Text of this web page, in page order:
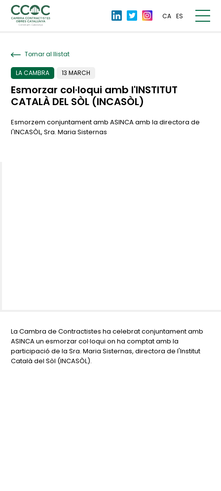
CA ES
Tornar al llistat
LA CAMBRA 13 MARCH
Esmorzar col·loqui amb l'INSTITUT
CATALÀ DEL SÒL (INCASÒL)
Esmorzem conjuntament amb ASINCA amb la directora de
l'INCASÒL, Sra. Maria Sisternas
La Cambra de Contractistes ha celebrat conjuntament amb
ASINCA un esmorzar col·loqui on ha comptat amb la
participació de la Sra. Maria Sisternas, directora de l'Institut
Català del Sòl (INCASÒL).